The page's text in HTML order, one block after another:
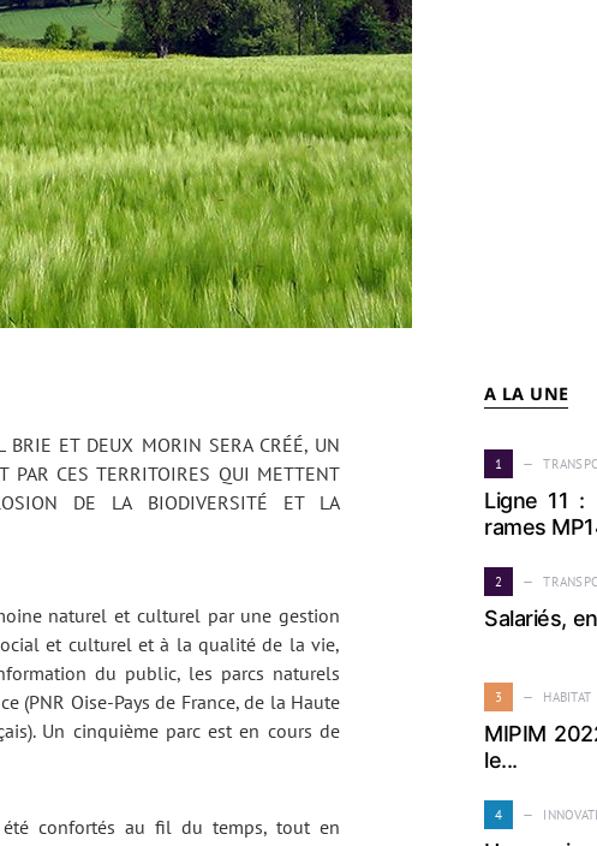
PAR CES TERRITOIRES QUI METTENT
DE LA BIODIVERSITÉ ET LA
naturel et culturel par une gestion
et culturel et à la qualité de la vie,
du public, les parcs naturels
(PNR Oise-Pays de France, de la Haute
Un cinquième parc est en cours de
confortés au fil du temps, tout en
A LA UNE
1
Ligne 11 :
rames
2
Salariés,
3 HABITAT
MIPIM
le...
4